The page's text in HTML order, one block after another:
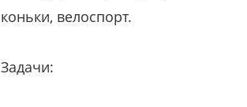
коньки, велоспорт.
Задачи: